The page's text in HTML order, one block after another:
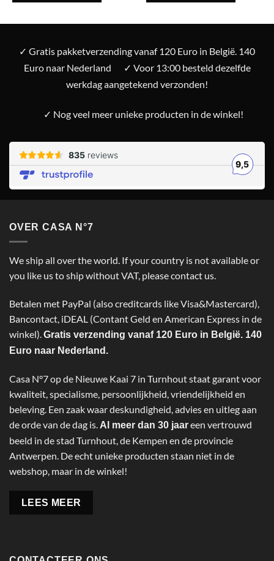
✓ Gratis pakketverzending vanaf 120 Euro in België. 140
Euro naar Nederland
✓ Voor 13:00 besteld dezelfde
werkdag aangetekend verzonden!
✓ Nog veel meer unieke producten in de winkel!
OVER CASA N°7
We ship all over the world. If your country is not available or
you like us to ship without VAT, please contact us.
Betalen met PayPal (also creditcards like Visa&Mastercard),
Bancontact, iDEAL (Contant Geld en American Express in de
winkel).Gratis verzending vanaf 120 Euro in België. 140
Euro naar Nederland.
Casa N°7 op de Nieuwe Kaai 7 in Turnhout staat garant voor
kwaliteit, specialisme, persoonlijkheid, vriendelijkheid en
beleving. Een zaak waar deskundigheid, advies en uitleg aan
de orde van de dag is. Al meer dan 30 jaareen vertrouwd
beeld in de stad Turnhout, de Kempen en de provincie
Antwerpen. De echt unieke producten staan niet in de
webshop, maar in de winkel!
LEES MEER